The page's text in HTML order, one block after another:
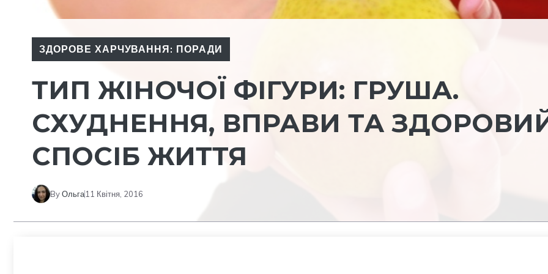
ЗДОРОВЕ ХАРЧУВАННЯ: ПОРАДИ
ТИП ЖІНОЧОЇ ФІГУРИ: ГРУША.
СХУДНЕННЯ, ВПРАВИ ТА
СПОСІБ ЖИТТЯ
ByОльга11 Квітня, 2016